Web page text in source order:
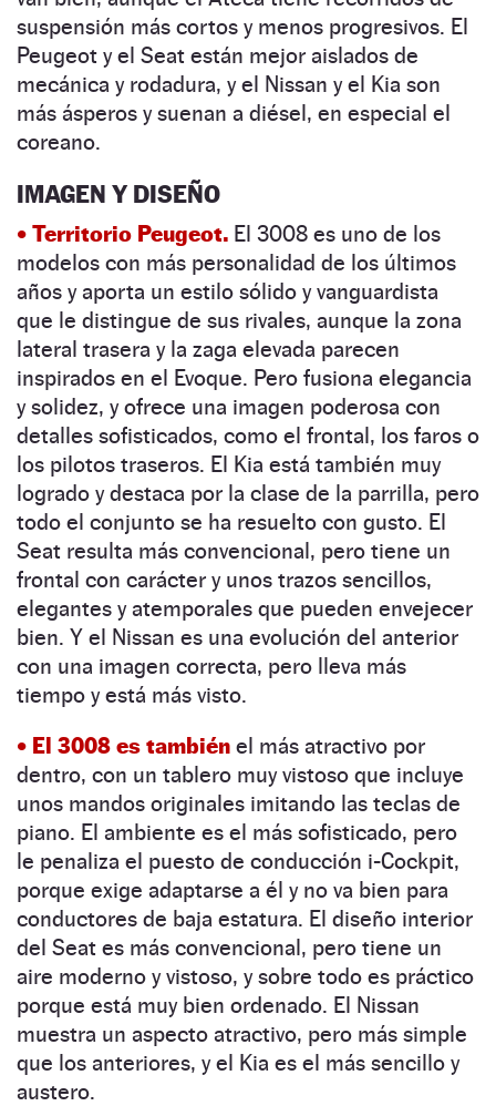
suspensión más cortos y menos progresivos. El
Peugeot y el Seat están mejor aislados de
mecánica y rodadura, y el Nissan y el Kia son
más ásperos y suenan a diésel, en especial el
coreano.
IMAGEN Y DISEÑO
• Territorio Peugeot. El 3008 es uno de los
modelos con más personalidad de los últimos
años y aporta un estilo sólido y vanguardista
que le distingue de sus rivales, aunque la zona
lateral trasera y la zaga elevada parecen
inspirados en el Evoque. Pero fusiona elegancia
y solidez, y ofrece una imagen poderosa con
detalles sofisticados, como el frontal, los faros o
los pilotos traseros. El Kia está también muy
logrado y destaca por la clase de la parrilla, pero
todo el conjunto se ha resuelto con gusto. El
Seat resulta más convencional, pero tiene un
frontal con carácter y unos trazos sencillos,
elegantes y atemporales que pueden envejecer
bien. Y el Nissan es una evolución del anterior
con una imagen correcta, pero lleva más
tiempo y está más visto.
• El 3008 es también el más atractivo por
dentro, con un tablero muy vistoso que incluye
unos mandos originales imitando las teclas de
piano. El ambiente es el más sofisticado, pero
le penaliza el puesto de conducción i-Cockpit,
porque exige adaptarse a él y no va bien para
conductores de baja estatura. El diseño interior
del Seat es más convencional, pero tiene un
aire moderno y vistoso, y sobre todo es práctico
porque está muy bien ordenado. El Nissan
muestra un aspecto atractivo, pero más simple
que los anteriores, y el Kia es el más sencillo y
austero.